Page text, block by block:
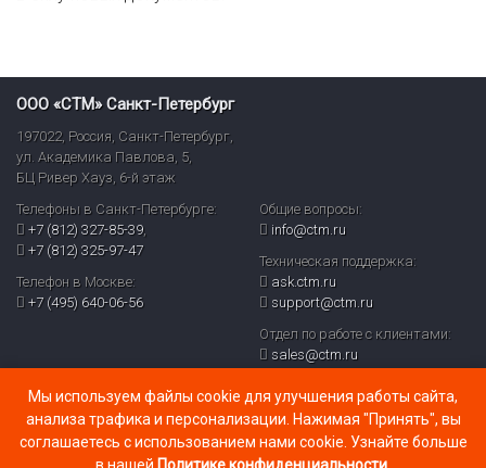
ООО «СТМ» Санкт-Петербург
197022, Россия, Санкт-Петербург,
ул. Академика Павлова, 5,
БЦ Ривер Хауз, 6-й этаж
Телефоны в Санкт-Петербурге:
+7 (812) 327-85-39,
+7 (812) 325-97-47
Телефон в Москве:
+7 (495) 640-06-56
Общие вопросы:
info@ctm.ru
Техническая поддержка:
ask.ctm.ru
support@ctm.ru
Отдел по работе с клиентами:
sales@ctm.ru
© ООО «СТМ» 2026
Политика обработки персональных данных и реализуемых
требований к их защите в ООО «СТМ» (PDF)
Мы используем файлы cookie для улучшения работы сайта,
анализа трафика и персонализации. Нажимая "Принять", вы
соглашаетесь с использованием нами cookie. Узнайте больше